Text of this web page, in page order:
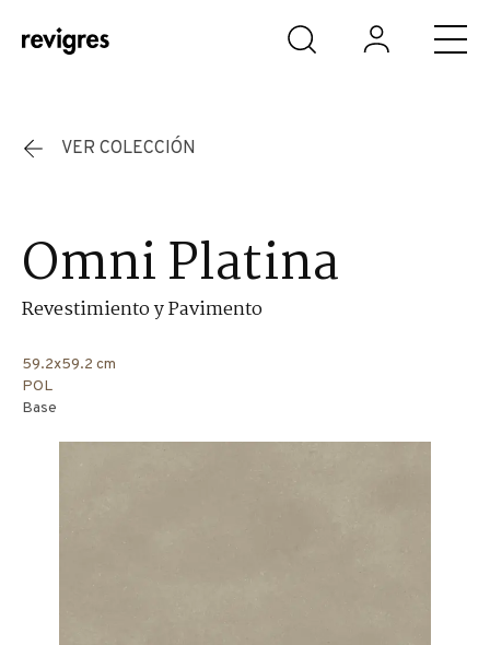
Saltar al contenido principal
VER COLECCIÓN
Omni Platina
Revestimiento y Pavimento
59.2x59.2 cm
POL
Base